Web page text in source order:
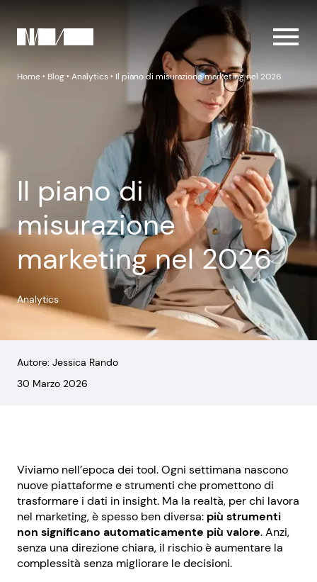
Home‣ Blog‣Analytics‣ Il piano di misurazione marketing nel 2026
Il piano di
misurazione
marketing nel 2026
Analytics
Autore: Jessica Rando
30 Marzo 2026
Viviamo nell’epoca dei tool. Ogni settimana nascono
nuove piattaforme e strumenti che promettono di
trasformare i dati in insight. Ma la realtà, per chi lavora
nel marketing, è spesso ben diversa: più strumenti
non significano automaticamente più valore. Anzi,
senza una direzione chiara, il rischio è aumentare la
complessità senza migliorare le decisioni.